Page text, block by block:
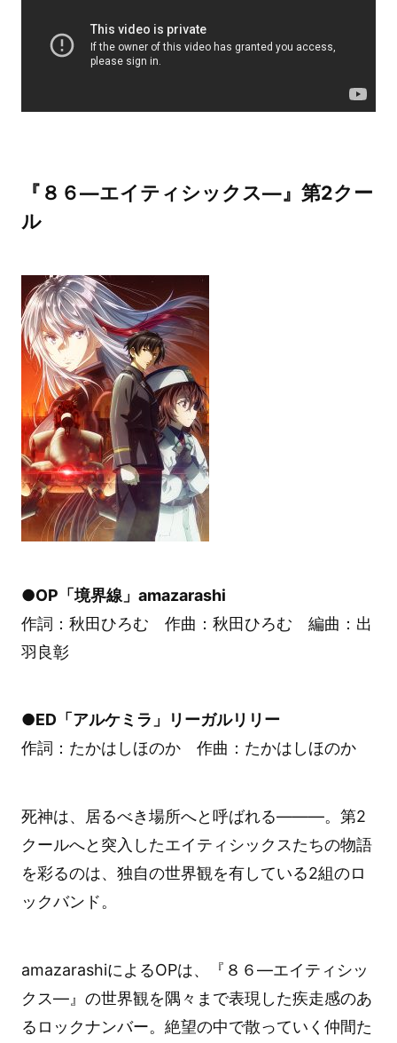
『８６―エイティシックス―』第2クー
ル
●OP「境界線」amazarashi
作詞：秋田ひろむ 作曲：秋田ひろむ 編曲：出
羽良彰
●ED「アルケミラ」リーガルリリー
作詞：たかはしほのか 作曲：たかはしほのか
死神は、居るべき場所へと呼ばれる——―。第2
クールへと突入したエイティシックスたちの物語
を彩るのは、独自の世界観を有している2組のロ
ックバンド。
amazarashiによるOPは、『８６―エイティシッ
クス―』の世界観を隅々まで表現した疾走感のあ
るロックナンバー。絶望の中で散っていく仲間た